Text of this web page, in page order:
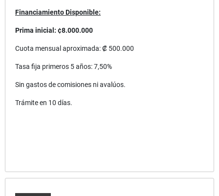
Financiamiento Disponible:
Prima inicial: ¢8.000.000
Cuota mensual aproximada: ₡ 500.000
Tasa fija primeros 5 años: 7,50%
Sin gastos de comisiones ni avalúos.
Trámite en 10 días.